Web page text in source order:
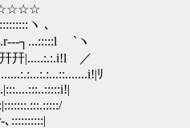
ヽ ､
`ヽ
／
ﾘ